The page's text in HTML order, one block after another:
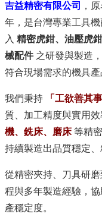
吉益精密有限公司
，
年，是台灣專業工具
入 精密虎鉗、油壓虎
械配件之研發與製造
符合現場需求的機具產
我們秉持 「工欲善其
質、加工精度與實用
機、銑床、磨床等精
持續製造出品質穩定、
從精密夾持、刀具研
程與多年製造經驗，
產穩定度。